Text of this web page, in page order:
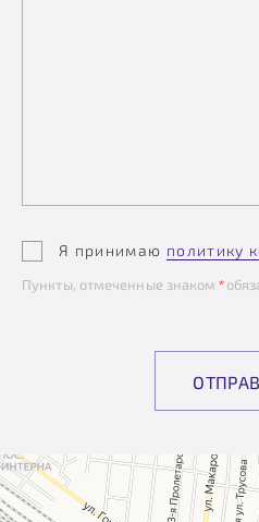
Я принимаю политику
Пункты, отмеченные знаком *